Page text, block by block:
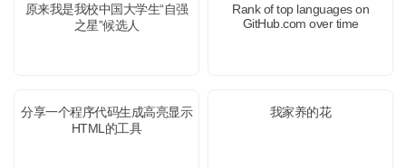
原来我是我校中国大学生“自强
之星”候选人
Rank of top languages on
GitHub.com over time
分享一个程序代码生成高亮显示
HTML的工具
我家养的花